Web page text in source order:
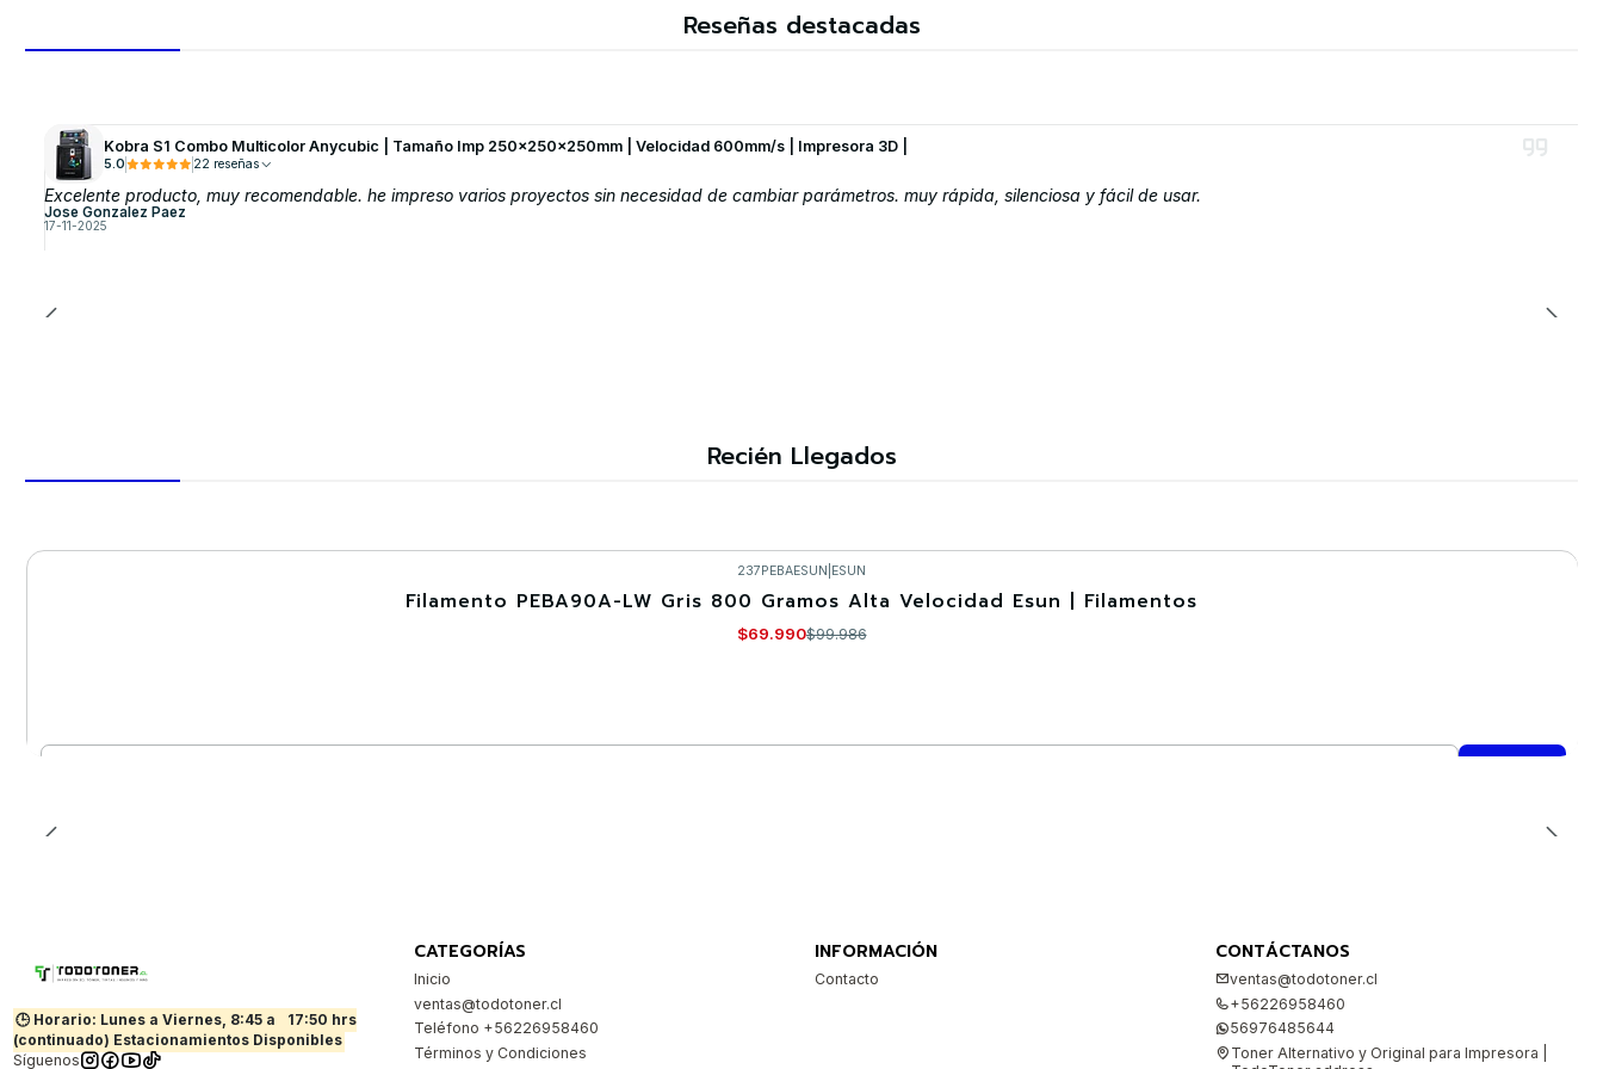
Reseñas destacadas
Kobra S1 Combo Multicolor Anycubic | Tamaño Imp 250x250x250mm | Velocidad 600mm/s | Impresora 3D |
5.0 22 reseñas
Excelente producto, muy recomendable. he impreso varios proyectos sin necesidad de cambiar parámetros. muy rápida, silenciosa y fácil de usar.
Jose Gonzalez Paez
17-11-2025
Recién Llegados
237PEBAESUN ESUN
Filamento PEBA90A-LW Gris 800 Gramos Alta Velocidad Esun | Filamentos
$69.990$99.986
🕒 Horario: Lunes a Viernes, 8:45 a
17:50 hrs
(continuado) Estacionamientos Disponibles
Síguenos
CATEGORÍAS
Inicio
ventas@todotoner.cl
Teléfono +56226958460
Términos y Condiciones
INFORMACIÓN
Contacto
CONTÁCTANOS
ventas@todotoner.cl
+56226958460
56976485644
Toner Alternativo y Original para Impresora |